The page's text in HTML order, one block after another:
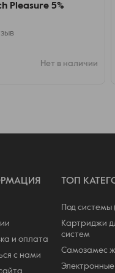
Pleasure 5%
Нет в наличии
и оплата
с нами
ТОП
Под системы
Картриджи
систем
Самозамес